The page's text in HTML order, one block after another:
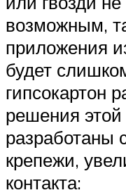
возможным,
приложения
будет
гипсокартон
решения
разработаны
крепежи,
контакта: